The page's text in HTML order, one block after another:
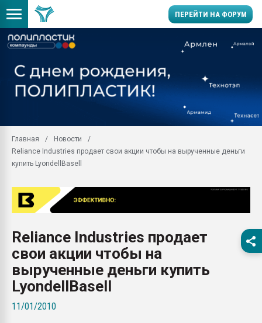
ПЕРЕЙТИ НА ФОРУМ
заводу пластмасс"
первый план в
28.07.2026
ситуацией на
Всё, что касается
Главная
Новости
Reliance Industries продает свои акции чтобы на вырученные деньги
купить LyondellBasell
Reliance Industries продает
свои акции чтобы на
вырученные деньги купить
LyondellBasell
11/01/2010